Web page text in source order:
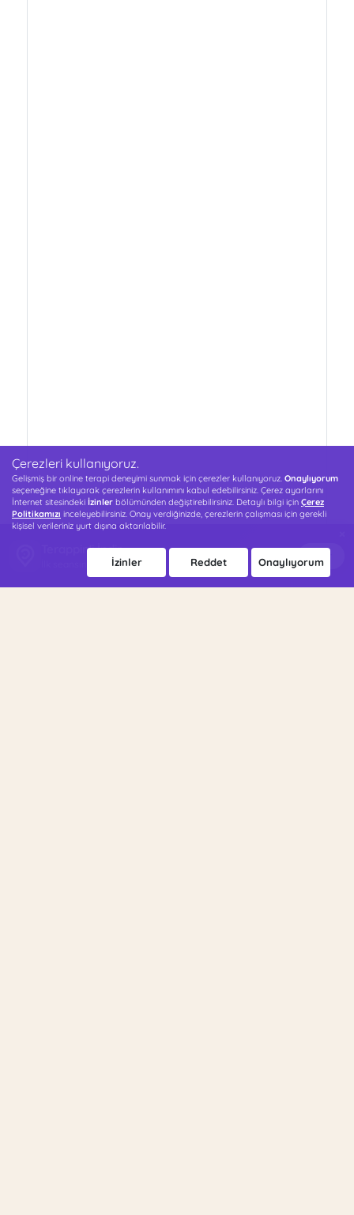
Çerezleri kullanıyoruz.
Gelişmiş bir online terapi deneyimi sunmak için çerezler kullanıyoruz. Onaylıyorum
seçeneğine tıklayarak çerezlerin kullanımını kabul edebilirsiniz. Çerez ayarlarını
İnternet sitesindeki İzinler bölümünden değiştirebilirsiniz. Detaylı bilgi için Çerez
Politikamızı inceleyebilirsiniz. Onay verdiğinizde, çerezlerin çalışması için gerekli
kişisel verileriniz yurt dışına aktarılabilir.
İzinler Reddet Onaylıyorum
Terappin'i İndir
İlk seansın 500 TL indirimli!